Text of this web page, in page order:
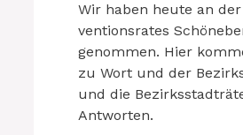
Wir haben heu­te an
ven­ti­ons­ra­tes
ge­nom­men. Hier
zu Wort und der
und die
Antworten.